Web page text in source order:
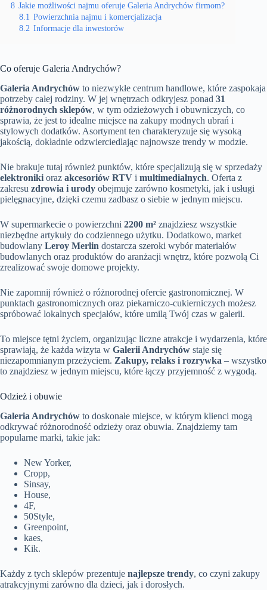
8 Jakie możliwości najmu oferuje Galeria Andrychów firmom?
8.1 Powierzchnia najmu i komercjalizacja
8.2 Informacje dla inwestorów
Co oferuje Galeria Andrychów?
Galeria Andrychów to niezwykłe centrum handlowe, które zaspokaja
potrzeby całej rodziny. W jej wnętrzach odkryjesz ponad 31
różnorodnych sklepów, w tym odzieżowych i obuwniczych, co
sprawia, że jest to idealne miejsce na zakupy modnych ubrań i
stylowych dodatków. Asortyment ten charakteryzuje się wysoką
jakością, dokładnie odzwierciedlając najnowsze trendy w modzie.
Nie brakuje tutaj również punktów, które specjalizują się w sprzedaży
elektroniki oraz akcesoriów RTV i multimedialnych. Oferta z
zakresu zdrowia i urody obejmuje zarówno kosmetyki, jak i usługi
pielęgnacyjne, dzięki czemu zadbasz o siebie w jednym miejscu.
W supermarkecie o powierzchni 2200 m² znajdziesz wszystkie
niezbędne artykuły do codziennego użytku. Dodatkowo, market
budowlany Leroy Merlin dostarcza szeroki wybór materiałów
budowlanych oraz produktów do aranżacji wnętrz, które pozwolą Ci
zrealizować swoje domowe projekty.
Nie zapomnij również o różnorodnej ofercie gastronomicznej. W
punktach gastronomicznych oraz piekarniczo-cukierniczych możesz
spróbować lokalnych specjałów, które umilą Twój czas w galerii.
To miejsce tętni życiem, organizując liczne atrakcje i wydarzenia, które
sprawiają, że każda wizyta w Galerii Andrychów staje się
niezapomnianym przeżyciem. Zakupy, relaks i rozrywka – wszystko
to znajdziesz w jednym miejscu, które łączy przyjemność z wygodą.
Odzież i obuwie
Galeria Andrychów to doskonałe miejsce, w którym klienci mogą
odkrywać różnorodność odzieży oraz obuwia. Znajdziemy tam
popularne marki, takie jak:
New Yorker,
Cropp,
Sinsay,
House,
4F,
50Style,
Greenpoint,
kaes,
Kik.
Każdy z tych sklepów prezentuje najlepsze trendy, co czyni zakupy
atrakcyjnymi zarówno dla dzieci, jak i dorosłych.